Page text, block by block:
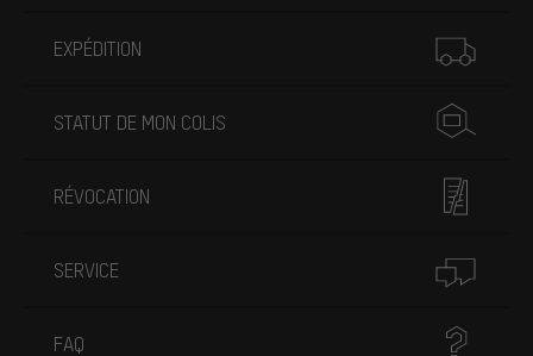
EXPÉDITION
STATUT DE MON COLIS
RÉVOCATION
SERVICE
FAQ